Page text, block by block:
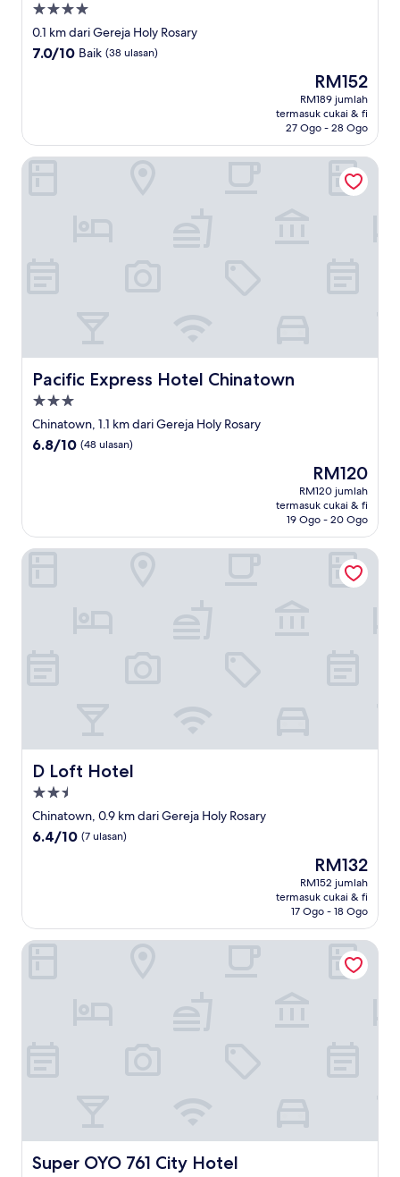
Hartanah
4.0
bintang
0.1 km dari Gereja Holy Rosary
7.0
7.0/10 Baik (38 ulasan)
Harga
ialah
RM152
RM152
RM189 jumlah
termasuk cukai & fi
27 Ogo - 28 Ogo
Pacific Express Hotel Chinatown
Pacific Express Hotel Chinatown
Hartanah
3.0
bintang
Chinatown, 1.1 km dari Gereja Holy Rosary
6.8
6.8/10 (48 ulasan)
Harga
ialah
RM120
RM120
RM120 jumlah
termasuk cukai & fi
19 Ogo - 20 Ogo
Pacific Express Hotel Chinatown
D Loft Hotel
D Loft Hotel
Hartanah
2.5
bintang
Chinatown, 0.9 km dari Gereja Holy Rosary
6.4
6.4/10 (7 ulasan)
Harga
ialah
RM132
RM132
RM152 jumlah
termasuk cukai & fi
17 Ogo - 18 Ogo
D Loft Hotel
Super OYO 761 City Hotel
Super OYO 761 City Hotel
Super OYO 761 City Hotel